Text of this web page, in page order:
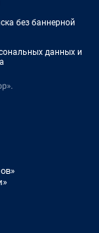
без баннерной
данных и